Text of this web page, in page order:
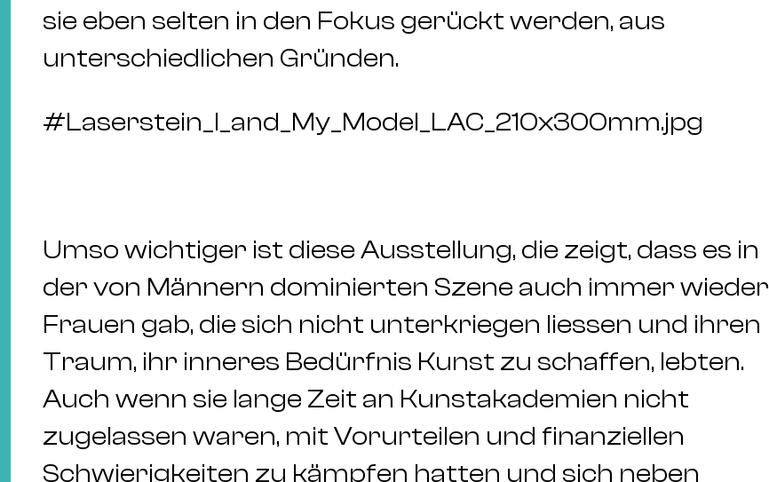
sie eben selten in den Fokus gerückt werden, aus
unterschiedlichen Gründen.
#Laserstein_I_and_My_Model_LAC_210x300mm.jpg
Umso wichtiger ist diese Ausstellung, die zeigt, dass es in
der von Männern dominierten Szene auch immer wieder
Frauen gab, die sich nicht unterkriegen liessen und ihren
Traum, ihr inneres Bedürfnis Kunst zu schaffen, lebten.
Auch wenn sie lange Zeit an Kunstakademien nicht
zugelassen waren, mit Vorurteilen und finanziellen
Schwierigkeiten zu kämpfen hatten und sich neben